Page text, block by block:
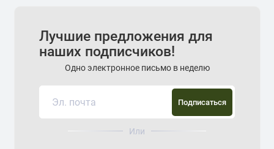
Лучшие предложения для
наших подписчиков!
Одно электронное письмо в неделю
Подписаться
Или